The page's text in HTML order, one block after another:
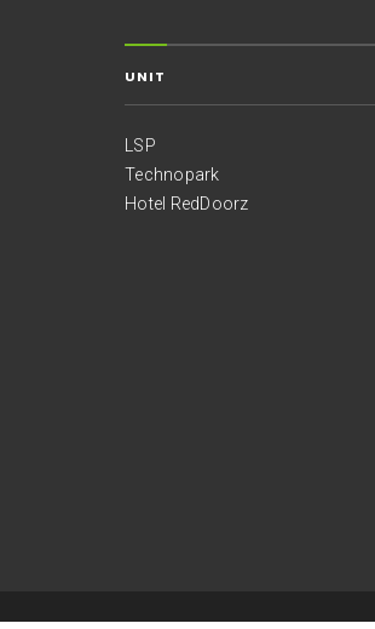
UNIT
LSP
Technopark
Hotel RedDoorz